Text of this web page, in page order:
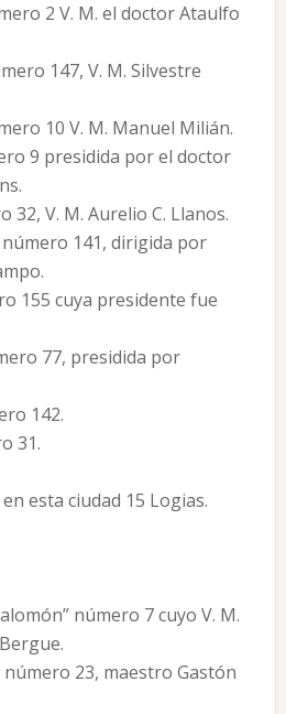
2 V. M. el doctor Ataulfo
147, V. M. Silvestre
10 V. M. Manuel Milián.
9 presidida por el doctor
32, V. M. Aurelio C. Llanos.
número 141, dirigida por
155 cuya presidente fue
77, presidida por
142.
31.
esta ciudad 15 Logias.
número 7 cuyo V. M.
número 23, maestro Gastón